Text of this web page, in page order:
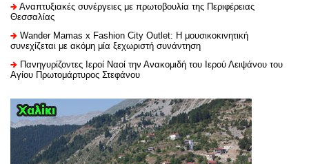
Αναπτυξιακές συνέργειες με πρωτοβουλία της Περιφέρειας
Θεσσαλίας
Wander Mamas x Fashion City Outlet: Η μουσικοκινητική
συνεχίζεται με ακόμη μία ξεχωριστή συνάντηση
Πανηγυρίζοντες Ιεροί Ναοί την Ανακομιδή του Ιερού Λειψάνου του
Αγίου Πρωτομάρτυρος Στεφάνου